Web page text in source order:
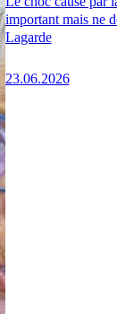
important mais ne
Lagarde
23.06.2026